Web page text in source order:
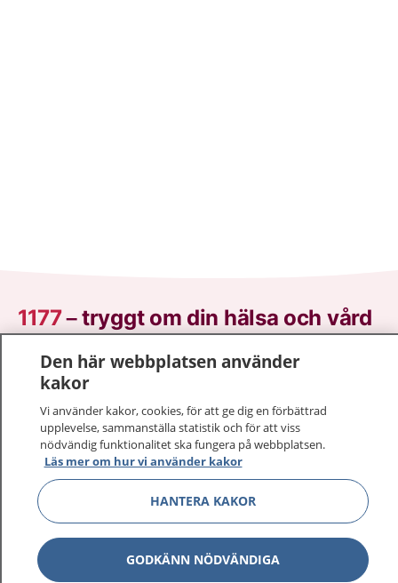
1177–tryggt om din hälsa och vård
På 1177.se får du råd om hälsa och information om
sjukdomar och vilka mottagningar du kan kontakta.
Logga in för att läsa din journal och göra dina
vårdärenden. Ring telefonnummer 1177 för
sjukvårdsrådgivning dygnet runt.
1177 ger dig råd när du vill må bättre.
Visa
Den här webbplatsen använder
kakor
Vi använder kakor, cookies, för att ge dig en förbättrad
upplevelse, sammanställa statistik och för att viss
nödvändig funktionalitet ska fungera på webbplatsen.
Läs mer om hur vi använder kakor
HANTERA KAKOR
GODKÄNN NÖDVÄNDIGA